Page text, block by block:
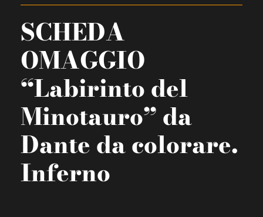
SCHEDA
OMAGGIO
“Labirinto del
Minotauro” da
Dante da colorare.
Inferno